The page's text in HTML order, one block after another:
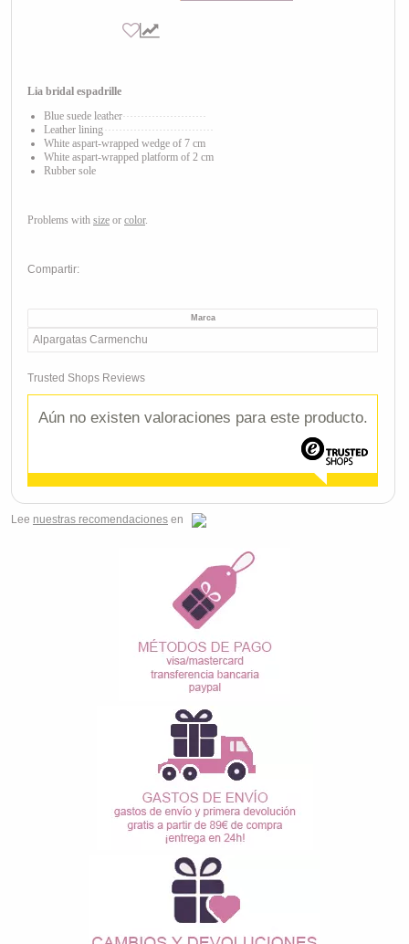
Lia bridal espadrille
Blue suede leather
Leather lining
White aspart-wrapped wedge of 7 cm
White aspart-wrapped platform of 2 cm
Rubber sole
Problems with size or color.
Compartir:
Marca
Alpargatas Carmenchu
Trusted Shops Reviews
Aún no existen valoraciones para este producto.
Lee nuestras recomendaciones en